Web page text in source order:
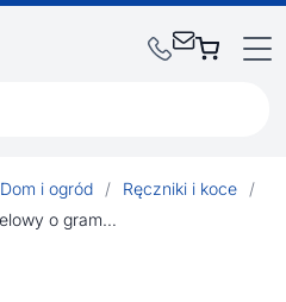
Dom i ogród / Ręczniki i koce
/
Chloe bawełniany ręcznik kąpielowy o gramaturze 550 g/m² i wymiarach 30 x 50 cm